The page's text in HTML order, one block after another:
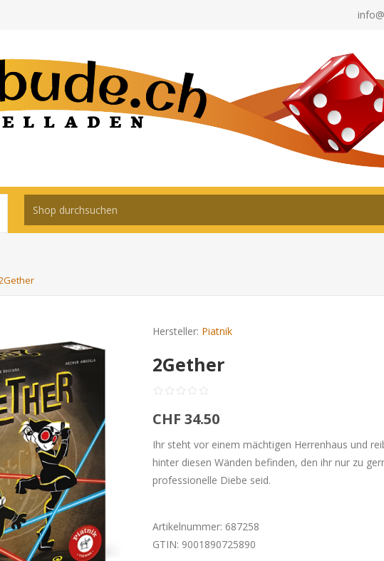
Hersteller: Piatnik
2Gether
CHF 34.50
Ihr steht vor einem mächtigen Herrenhaus und
hinter diesen Wänden befinden, den ihr nur zu
professionelle Diebe seid.
Artikelnummer: 687258
GTIN: 9001890725890